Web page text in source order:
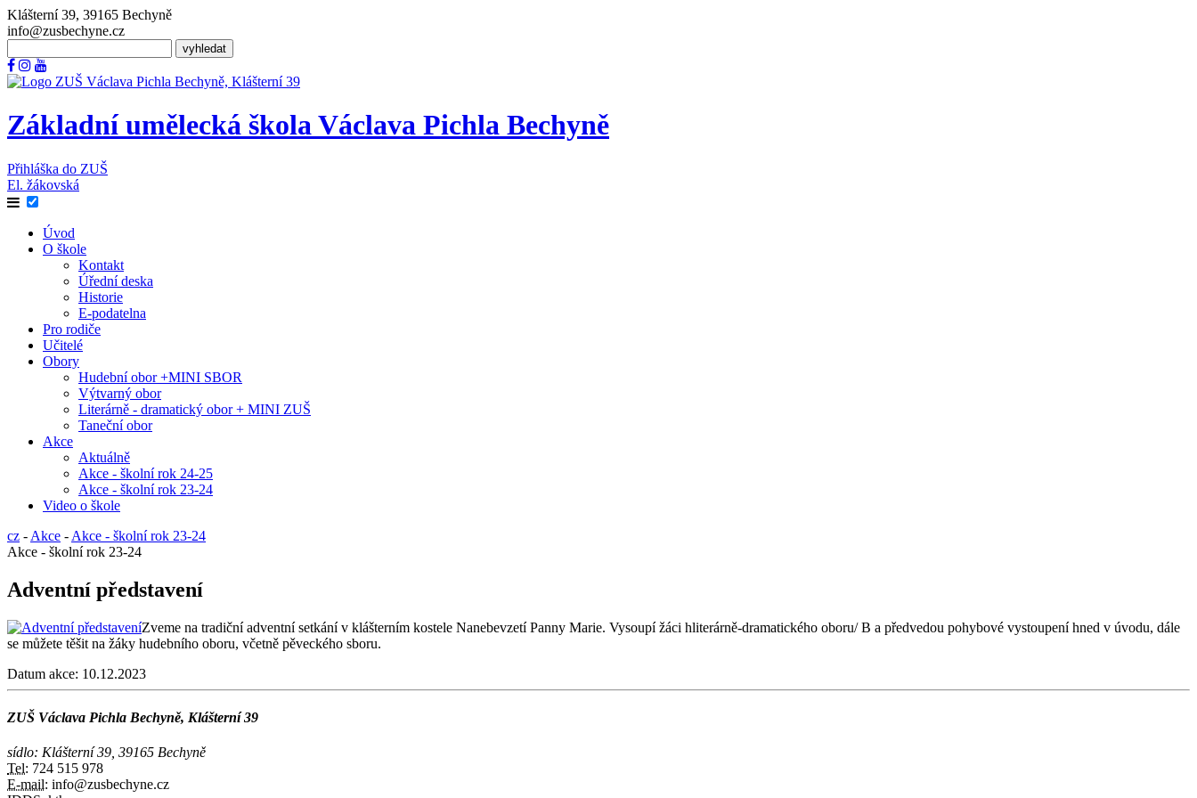
Klášterní 39, 39165 Bechyně
info@zusbechyne.cz
Základní umělecká školaVáclava Pichla Bechyně
Přihláška do ZUŠ
El. žákovská
Úvod
O škole
Kontakt
Úřední deska
Historie
E-podatelna
Pro rodiče
Učitelé
Obory
Hudební obor +MINI SBOR
Výtvarný obor
Literárně - dramatický obor + MINI ZUŠ
Taneční obor
Akce
Aktuálně
Akce - školní rok 24-25
Akce - školní rok 23-24
Video o škole
cz - Akce - Akce - školní rok 23-24
Akce - školní rok 23-24
Adventní představení
Zveme na tradiční adventní setkání v klášterním kostele Nanebevzetí Panny Marie. Vysoupí žáci hliterárně-dramatického oboru/ B a předvedou pohybové vystoupení hned v úvodu, dále
se můžete těšit na žáky hudebního oboru, včetně pěveckého sboru.
Datum akce: 10.12.2023
ZUŠ Václava Pichla Bechyně, Klášterní 39
sídlo: Klášterní 39, 39165 Bechyně
Tel: 724 515 978
E-mail: info@zusbechyne.cz